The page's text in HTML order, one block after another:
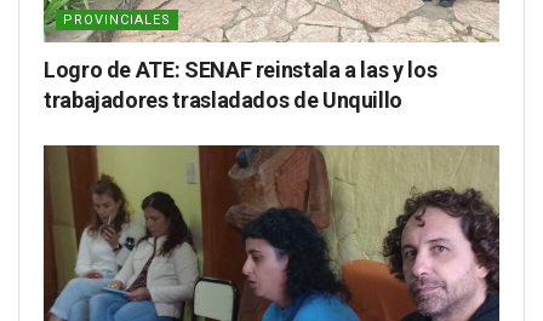
PROVINCIALES
Logro de ATE: SENAF reinstala a las y los
trabajadores trasladados de Unquillo